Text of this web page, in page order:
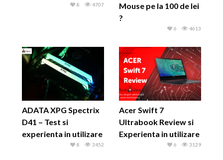
4707
8
Mouse pe la 100 de lei
?
4613
6
ADATA XPG Spectrix
D41 – Test si
experienta in utilizare
3452
8
Acer Swift 7
Ultrabook Review si
Experienta in utilizare
3129
6